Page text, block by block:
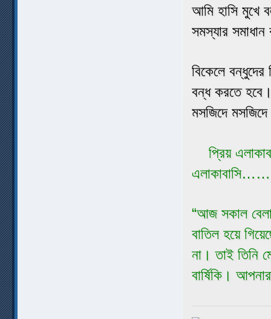
আমি হাসি মুখে
সমস্যার সমাধান
বিকেলে
বন্ধ করতে
মসজিদে
প্রিয়
“আজ সকাল বেলা
বাতিল হয়ে
না। তাই তিনি
বার্ষিকি।